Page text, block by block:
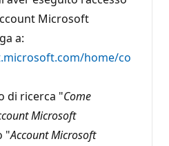
Microsoft
a:
home/co
di ricerca "Come
Microsoft
"Account Microsoft